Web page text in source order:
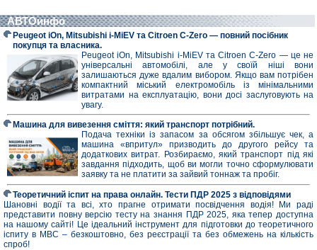
АВТОинфо
Peugeot iOn, Mitsubishi i-MiEV та Citroen C-Zero — повний посібник
покупця та власника.
Peugeot iOn, Mitsubishi i-MiEV та Citroen C-Zero — це не
універсальні автомобілі, але у своїй ніші вони
залишаються дуже вдалим вибором. Якщо вам потрібен
компактний міський електромобіль із мінімальними
витратами на експлуатацію, вони досі заслуговують на
увагу.
Машина для вивезення сміття: який транспорт потрібний.
Подача техніки із запасом за обсягом збільшує чек, а
машина «впритул» призводить до другого рейсу та
додаткових витрат. Розбираємо, який транспорт під які
завдання підходить, щоб ви могли точно сформулювати
заявку та не платити за зайвий тоннаж та пробіг.
Теоретичний іспит на права онлайн. Тести ПДР 2025 з відповідями
Шановні водії та всі, хто прагне отримати посвідчення водія! Ми раді
представити повну версію тесту на знання ПДР 2025, яка тепер доступна
на нашому сайті! Це ідеальний інструмент для підготовки до теоретичного
іспиту в МВС – безкоштовно, без реєстрації та без обмежень на кількість
спроб!